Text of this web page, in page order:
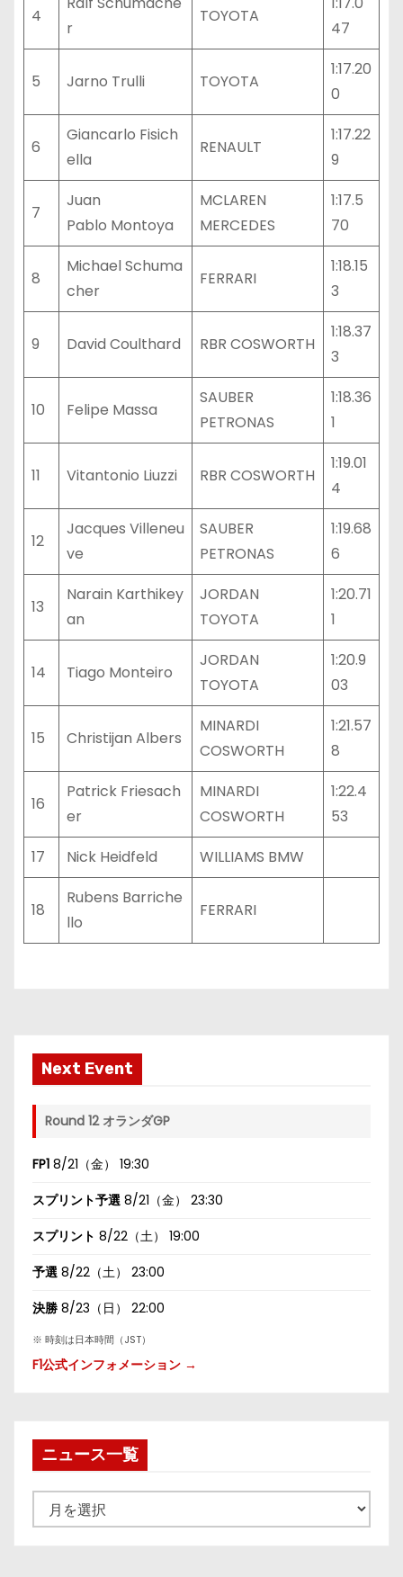
4
r
TOYOTA
47
5 Jarno Trulli TOYOTA
1:17.20
0
6
Giancarlo Fisich
ella
RENAULT
1:17.22
9
7
Juan
Pablo Montoya
MCLAREN
MERCEDES
1:17.5
70
8
Michael Schuma
cher
FERRARI
1:18.15
3
9 David Coulthard RBR COSWORTH
1:18.37
3
10 Felipe Massa
SAUBER
PETRONAS
1:18.36
1
11 Vitantonio Liuzzi RBR COSWORTH
1:19.01
4
12
Jacques Villeneu
ve
SAUBER
PETRONAS
1:19.68
6
13
Narain Karthikey
an
JORDAN
TOYOTA
1:20.71
1
14 Tiago Monteiro
JORDAN
TOYOTA
1:20.9
03
15 Christijan Albers
MINARDI
COSWORTH
1:21.57
8
16
Patrick Friesach
er
MINARDI
COSWORTH
1:22.4
53
17
Nick Heidfeld WILLIAMS BMW
18
Rubens Barriche
llo
FERRARI
Next Event
Round 12 オランダGP
FP1 8/21（金） 19:30
スプリント予選 8/21（金） 23:30
スプリント 8/22（土） 19:00
予選 8/22（土） 23:00
決勝 8/23（日） 22:00
※ 時刻は日本時間（JST）
F1公式インフォメーション →
ニュース一覧
ュ